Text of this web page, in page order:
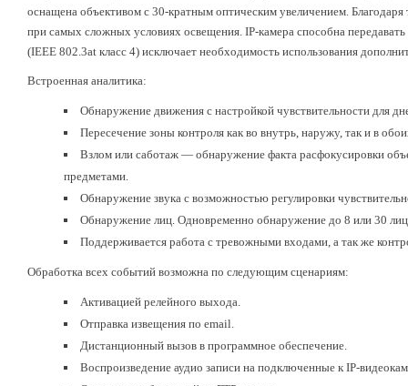
оснащена объективом с 30-кратным оптическим увеличением.
при самых сложных условиях освещения. IP-камера способна
(IEEE 802.3at класс 4) исключает необходимость использования
Встроенная аналитика:
Обнаружение движения с настройкой чувствительности для
Пересечение зоны контроля как во внутрь, наружу, так и в
Взлом или саботаж — обнаружение факта расфокусировки
предметами.
Обнаружение звука с возможностью регулировки
Обнаружение лиц. Одновременно обнаружение до 8 или 30
Поддерживается работа с тревожными входами, а так же
Обработка всех событий возможна по следующим сценариям:
Активацией релейного выхода.
Отправка извещения по email.
Дистанционный вызов в программное обеспечение.
Воспроизведение аудио записи на подключенные к IP-